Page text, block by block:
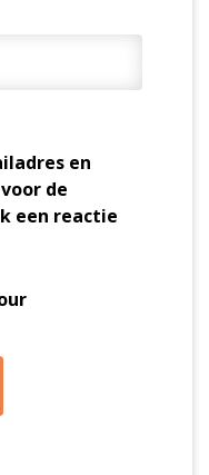
en
de
een reactie